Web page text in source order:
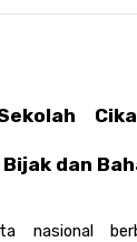
dan
nasional